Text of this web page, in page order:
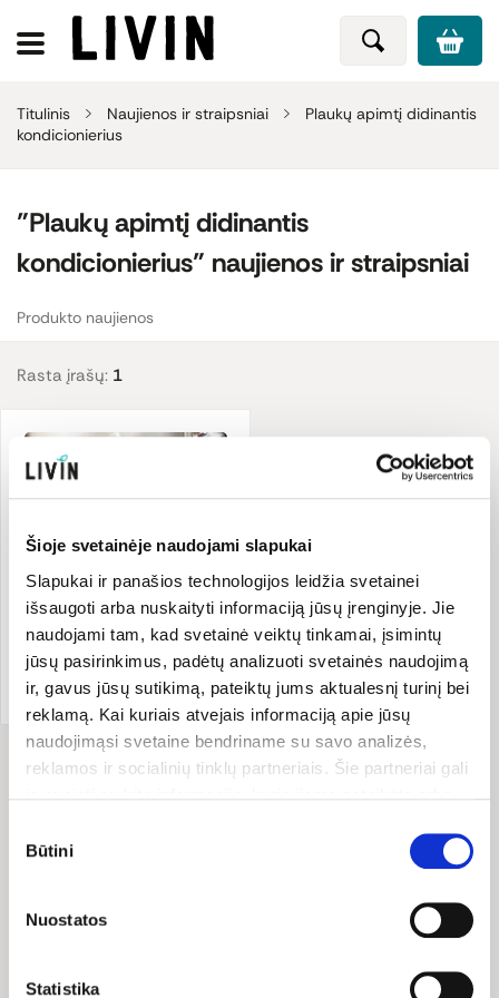
Šioje svetainėje naudojami slapukai
Slapukai ir panašios technologijos leidžia svetainei
išsaugoti arba nuskaityti informaciją jūsų įrenginyje. Jie
naudojami tam, kad svetainė veiktų tinkamai, įsimintų
jūsų pasirinkimus, padėtų analizuoti svetainės naudojimą
ir, gavus jūsų sutikimą, pateiktų jums aktualesnį turinį bei
reklamą. Kai kuriais atvejais informaciją apie jūsų
naudojimąsi svetaine bendriname su savo analizės,
reklamos ir socialinių tinklų partneriais. Šie partneriai gali
pasirinkti, su kuriomis slapukų kategorijomis sutinkate.
Savo sutikimą galite bet kada pakeisti arba atšaukti
atsisakius tam tikrų slapukų dalis svetainės funkcijų gali
pasirinkimas
Būtini
Nuostatos
Statistika
Titulinis Naujienos ir straipsniai
Plaukų apimtį didinantis
kondicionierius
"Plaukų apimtį didinantis
kondicionierius" naujienos ir straipsniai
Produkto naujienos
Rasta įrašų: 1
Grožis ir higiena
Kosmetika, kuri „nieko“ nedaro
l Guoda Azguridienė
BIČIULIU IR GAUK 10%